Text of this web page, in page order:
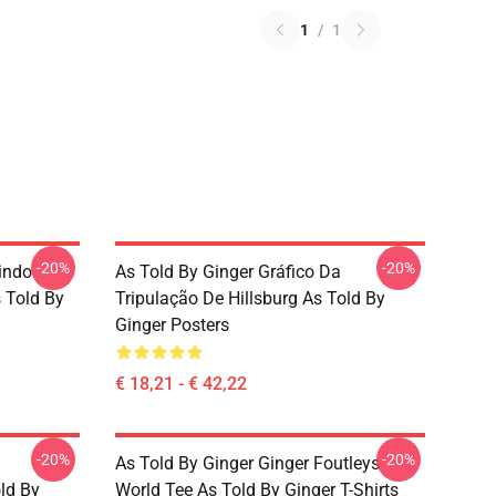
1 / 1
Told By
-20%
As Told By Ginger Gráfico Da
Tripulação De Hillsburg As Told By
Ginger Posters
€ 18,21 - € 42,22
-20%
By
-20%
As Told By Ginger Ginger Foutleys
World Tee As Told By Ginger T-Shirts
-20%